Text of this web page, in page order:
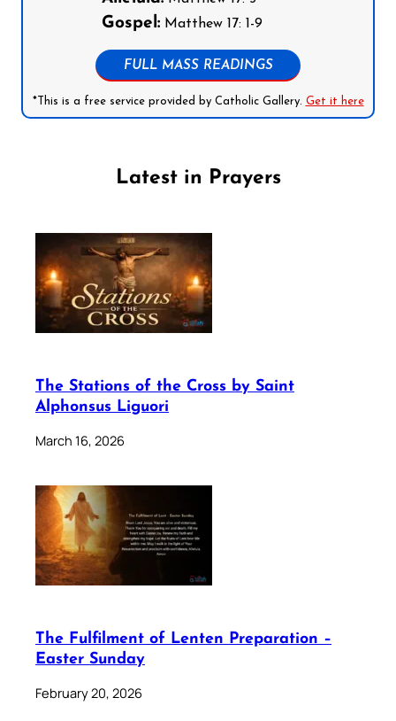
Gospel:Matthew 17: 1-9
FULL MASS READINGS
*This is a free service provided by Catholic Gallery. Get it here
Latest in Prayers
The Stations of the Cross by Saint
Alphonsus Liguori
March 16, 2026
The Fulfilment of Lenten Preparation –
Easter Sunday
February 20, 2026